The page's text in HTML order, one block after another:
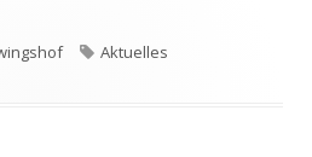
Schlagwörter
Aktuelles